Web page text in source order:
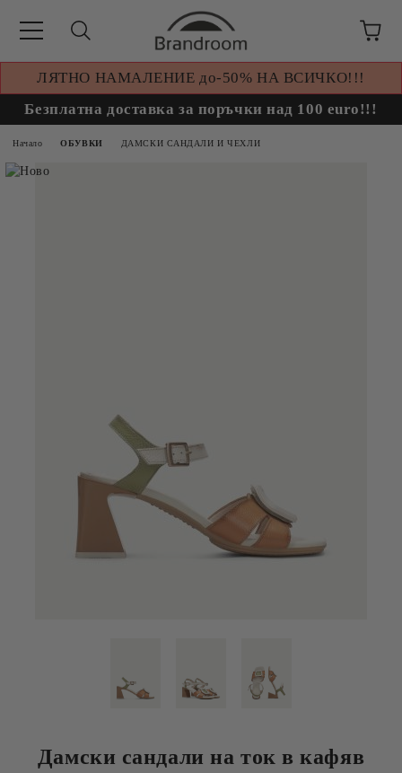
ЛЯТНО НАМАЛЕНИЕ до-50% НА ВСИЧКО!!!
Безплатна доставка за поръчки над 100 euro!!!
Начало ОБУВКИ ДАМСКИ САНДАЛИ И ЧЕХЛИ
Дамски сандали на ток в кафяв